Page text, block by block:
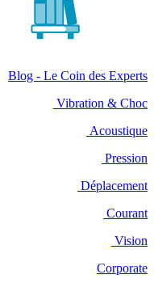
Blog - Le Coin des Experts
Vibration & Choc
Acoustique
Pression
Déplacement
Courant
Vision
Corporate